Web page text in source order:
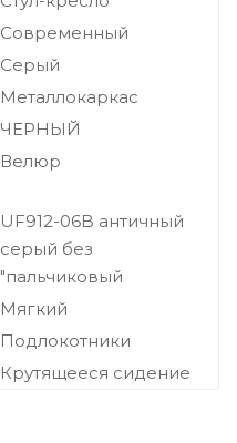
Современный
Серый
Металлокаркас
ЧЕРНЫЙ
Велюр
UF912-06B античный
серый без
"пальчиковый
Мягкий
Подлокотники
Крутящееся сидение